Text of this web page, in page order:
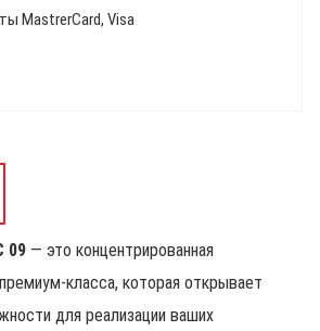
MastrerCard, Visa
09 — это концентрированная
класса, которая открывает
для реализации ваших